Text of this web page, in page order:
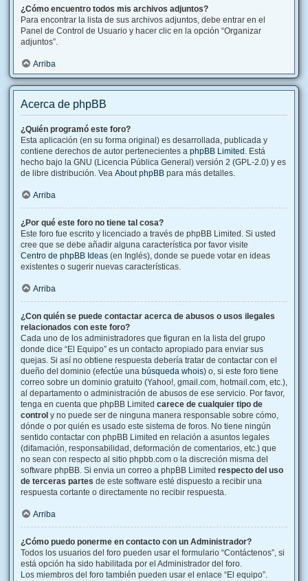
¿Cómo encuentro todos mis archivos adjuntos?
Para encontrar la lista de sus archivos adjuntos, debe entrar en el
Panel de Control de Usuario y hacer clic en la opción “Organizar
adjuntos”.
Arriba
Acerca de phpBB
¿Quién programó este foro?
Esta aplicación (en su forma original) es desarrollada, publicada y
contiene derechos de autor pertenecientes a phpBB Limited . Está
hecho bajo la GNU (Licencia Pública General) versión 2 (GPL-2.0) y es
de libre distribución. Vea About phpBB para más detalles.
Arriba
¿Por qué este foro no tiene tal cosa?
Este foro fue escrito y licenciado a través de phpBB Limited. Si usted
cree que se debe añadir alguna característica por favor visite
Centro de phpBB Ideas (en Inglés), donde se puede votar en ideas
existentes o sugerir nuevas características.
Arriba
¿Con quién se puede contactar acerca de abusos o usos ilegales
relacionados con este foro?
Cada uno de los administradores que figuran en la lista del grupo
donde dice “El Equipo” es un contacto apropiado para enviar sus
quejas. Si así no obtiene respuesta debería tratar de contactar con el
dueño del dominio (efectúe una búsqueda whois) o, si este foro tiene
correo sobre un dominio gratuito (Yahoo!, gmail.com, hotmail.com, etc.),
al departamento o administración de abusos de ese servicio. Por favor,
tenga en cuenta que phpBB Limited carece de cualquier tipo de
control y no puede ser de ninguna manera responsable sobre cómo,
dónde o por quién es usado este sistema de foros. No tiene ningún
sentido contactar con phpBB Limited en relación a asuntos legales
(difamación, responsabilidad, deformación de comentarios, etc.) que
no sean con respecto al sitio phpbb.com o la discreción misma del
software phpBB. Si envia un correo a phpBB Limited respecto del uso
de terceras partes de este software esté dispuesto a recibir una
respuesta cortante o directamente no recibir respuesta.
Arriba
¿Cómo puedo ponerme en contacto con un Administrador?
Todos los usuarios del foro pueden usar el formulario “Contáctenos”, si
está opción ha sido habilitada por el Administrador del foro.
Los miembros del foro también pueden usar el enlace “El equipo”.